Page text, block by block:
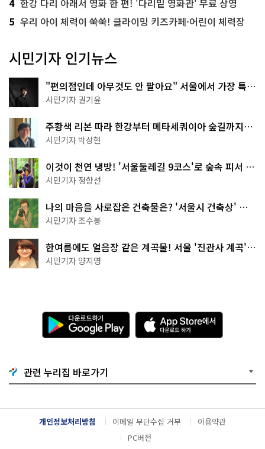
5 우리 아이 체력이 쑥쑥! 클라이밍 키즈카페·어린이 체력장
시민기자 인기뉴스
"편의점인데 아무것도 안 팔아요" 서울에서 가장 특별
한 편의점의 정체
시민기자 권기윤
주황색 리본 따라 한강부터 메타세쿼이아 숲길까지…
서울둘레길 15코스
시민기자 박상현
이것이 천연 냉방! '서울둘레길 9코스'로 숲속 피서 떠
나볼까
시민기자 정향선
나의 마음을 사로잡은 건축물은? '서울시 건축상' 수
상작 공개!
시민기자 조수봉
한여름에도 얼음장 같은 계곡물! 서울 '진관사 계곡'이
천국이네~
시민기자 양지영
다
운
로
기
G
o
g
l
e
A
p
p
e
서
다
운
관련 누리집 바로가기
개인정보처리방침 이메일 무단수집 거부
이용약관
PC버전